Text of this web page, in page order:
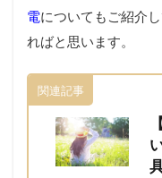
電についてもご紹介
ればと思います。
関連記事